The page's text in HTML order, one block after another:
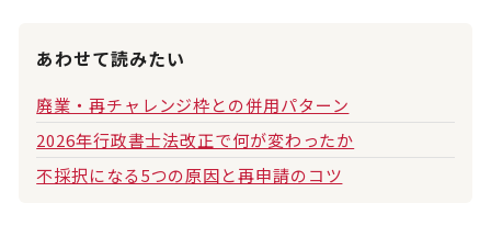
あわせて読みたい
廃業・再チャレンジ枠との併用パターン
2026年行政書士法改正で何が変わったか
不採択になる5つの原因と再申請のコツ